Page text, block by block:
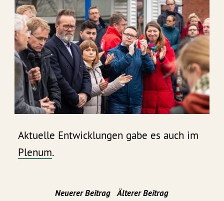
Aktuelle Entwicklungen gabe es auch im
Plenum.
Neuerer Beitrag Älterer Beitrag